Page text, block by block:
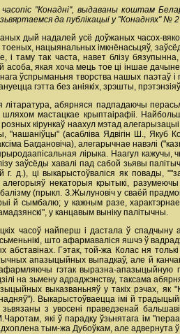
"Конадні", выдаваны коштам
да публікацыі у "Конаднях" №
дый надалей усё доўжаных часох-
нацыянальных імкнёнасьцяў,
i таму так часта, навет блізу
асоба, якая хоча мець тое ці іншае
ўспрыманьня творства нашых паэтаў i
гэтта без аніякіх, зрэшты,
абярняся падпадаючы
шляхом мастацкае крыптаірафіі.
кірункаў наахул мэтад
"нашаніўцы" (асабліва Ядвігін Ш.,
Багдановіча), алегарычнае навэлі
лірыка. Наагул
заўсёды хавалі пад сабой зьявы
г. д.), ці выкарыстоўваліся як повады,
алегорыяў некаторыя крытыкі,
(прыкл. З.Жылуновіч у сваёй
й сымбалю; у кажным разе,
у канцавым выніку палітычны.
часоў найперш i дастала ў
што афармаваліся яшчэ ў
абставінах. Гэтак, той-жа Колас ня
апазыцыйных выпадкаў, але й
гэтак выразна-апазыцыйную
на зьмену адраджэнству, таксама
выказваньняў у такіх рэчах, як
Выкарыстоўваецца імі й
з увосені праведзенай
які ў парадку ўзьнятага ім
тым-жа Дубоўкам, але адвернута ў